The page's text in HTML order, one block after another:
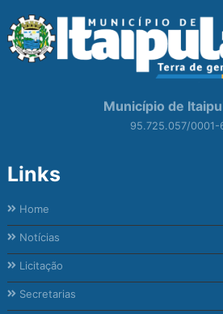
Município de
95.725.057/0001-
Links
Home
Notícias
Licitação
Secretarias